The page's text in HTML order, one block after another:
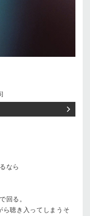
なら
回る。
ら聴き入ってしまうそ